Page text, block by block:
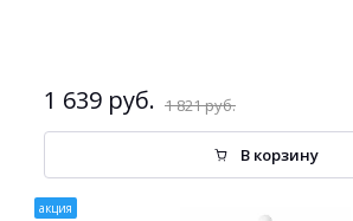
1 639 руб. 1 821 руб.
В корзину
акция